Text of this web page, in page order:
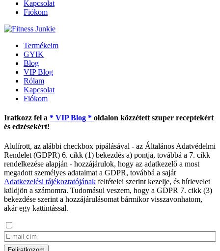
Kapcsolat
Fiókom
Termékeim
GYIK
Blog
VIP Blog
Rólam
Kapcsolat
Fiókom
Iratkozz fel a * VIP Blog * oldalon közzétett szuper receptekért
és edzésekért!
Alulírott, az alábbi checkbox pipálásával - az Általános Adatvédelmi
Rendelet (GDPR) 6. cikk (1) bekezdés a) pontja, továbbá a 7. cikk
rendelkezése alapján - hozzájárulok, hogy az adatkezelő a most
megadott személyes adataimat a GDPR, továbbá a saját
Adatkezelési tájékoztatójának feltételei szerint kezelje, és hírlevelet
küldjön a számomra. Tudomásul veszem, hogy a GDPR 7. cikk (3)
bekezdése szerint a hozzájárulásomat bármikor visszavonhatom,
akár egy kattintással.